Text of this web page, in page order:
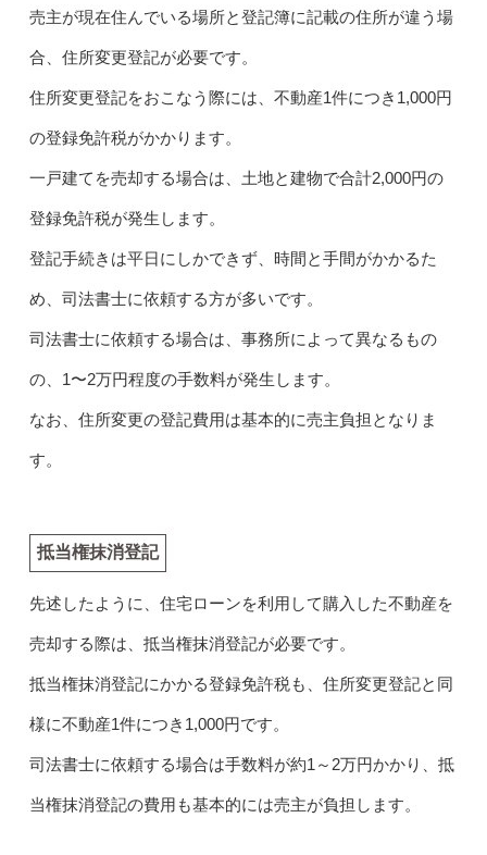
売主が現在住んでいる場所と登記簿に記載の住所が違う場
合、住所変更登記が必要です。
住所変更登記をおこなう際には、不動産1件につき1,000円
の登録免許税がかかります。
一戸建てを売却する場合は、土地と建物で合計2,000円の
登録免許税が発生します。
登記手続きは平日にしかできず、時間と手間がかかるた
め、司法書士に依頼する方が多いです。
司法書士に依頼する場合は、事務所によって異なるもの
の、1〜2万円程度の手数料が発生します。
なお、住所変更の登記費用は基本的に売主負担となりま
す。
抵当権抹消登記
先述したように、住宅ローンを利用して購入した不動産を
売却する際は、抵当権抹消登記が必要です。
抵当権抹消登記にかかる登録免許税も、住所変更登記と同
様に不動産1件につき1,000円です。
司法書士に依頼する場合は手数料が約1～2万円かかり、抵
当権抹消登記の費用も基本的には売主が負担します。